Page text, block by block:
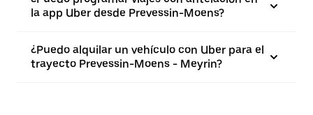
la app Uber desde Prevessin-Moens?
¿Puedo alquilar un vehículo con Uber para el
trayecto Prevessin-Moens - Meyrin?